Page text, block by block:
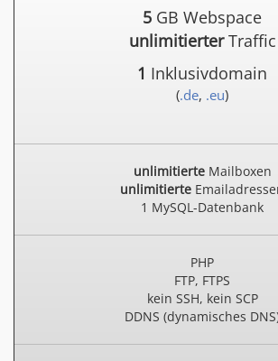
5 GB Webspace
unlimitierterTraffic
1 Inklusivdomain
(.de, .eu)
unlimitierteMailboxen
unlimitierte
1 MySQL-Datenbank
PHP
FTP, FTPS
kein SSH, kein SCP
DDNS (dynamisches